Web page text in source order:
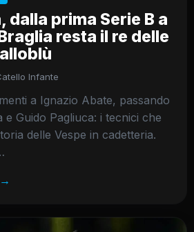
dalla prima Serie B a
resta il re delle
Infante
a Ignazio Abate, passando
e Guido Pagliuca: i tecnici che
delle Vespe in cadetteria.